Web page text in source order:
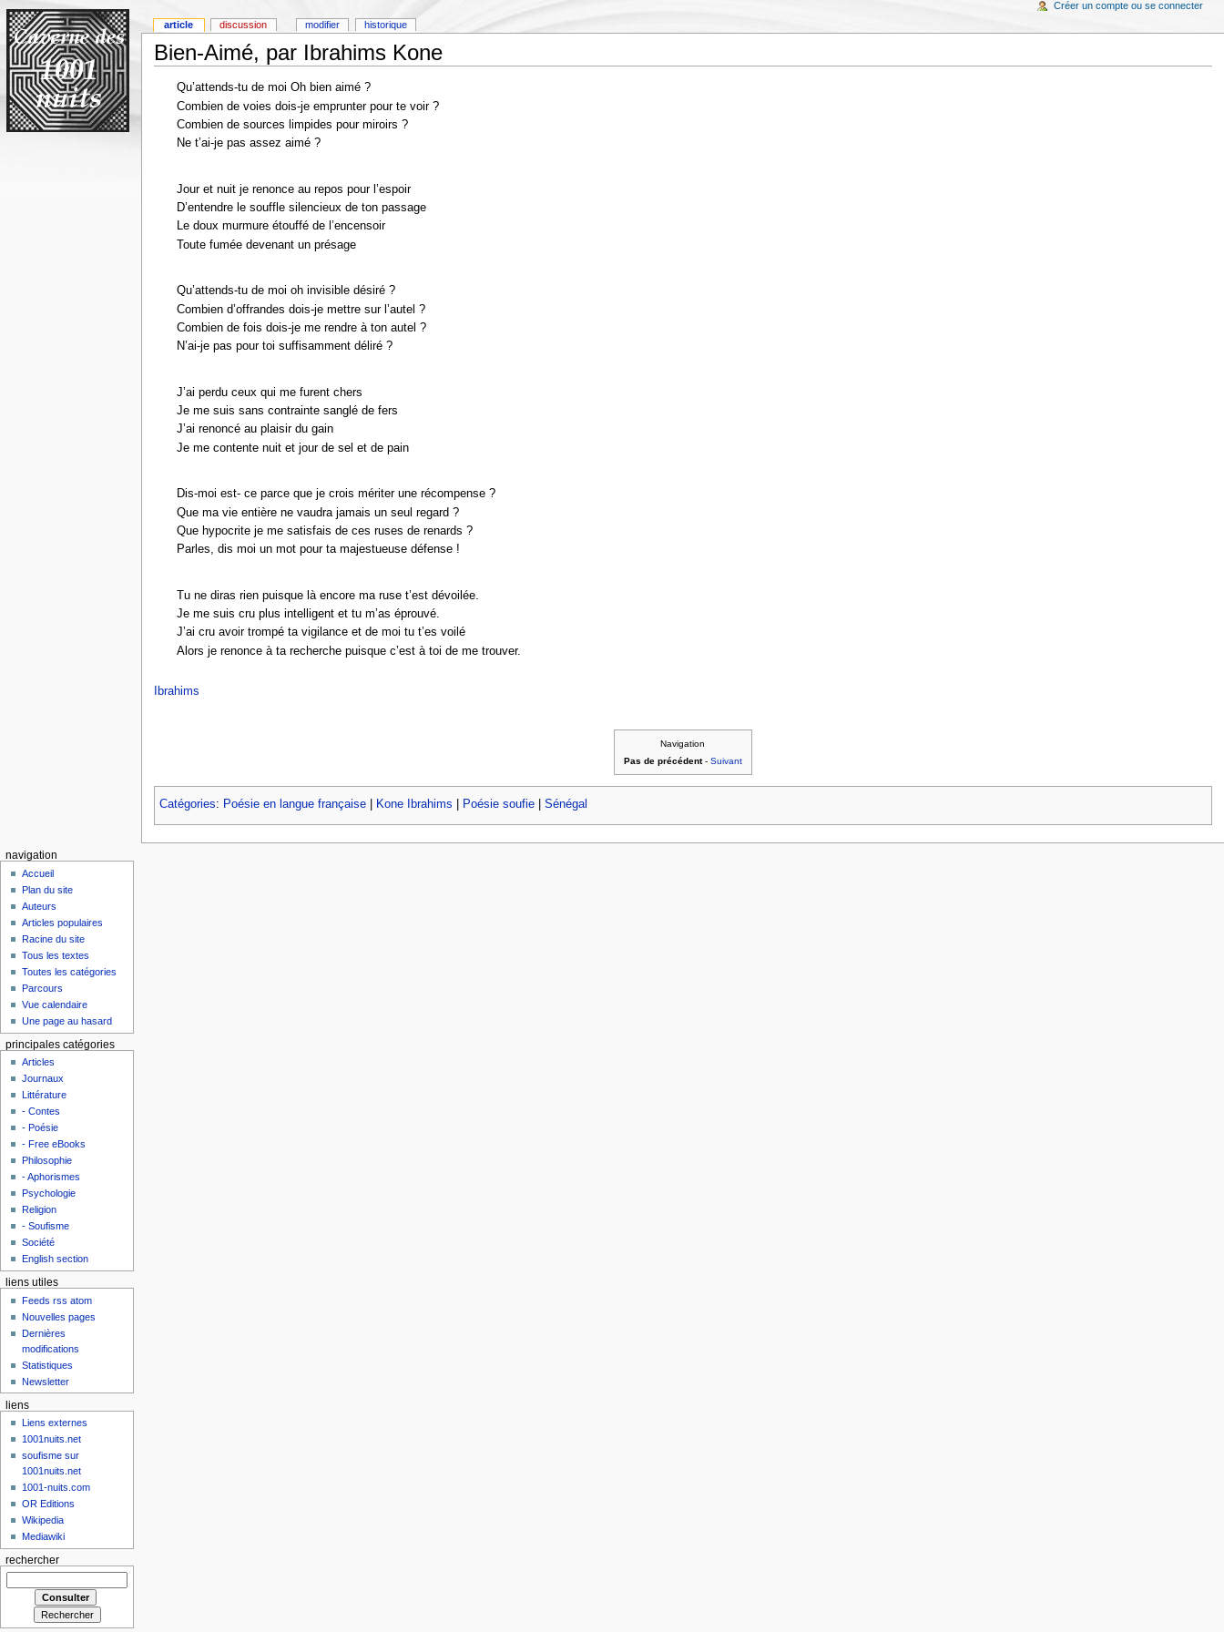
Bien-Aimé, par Ibrahims Kone
Qu’attends-tu de moi Oh bien aimé ?
Combien de voies dois-je emprunter pour te voir ?
Combien de sources limpides pour miroirs ?
Ne t’ai-je pas assez aimé ?
Jour et nuit je renonce au repos pour l’espoir
D’entendre le souffle silencieux de ton passage
Le doux murmure étouffé de l’encensoir
Toute fumée devenant un présage
Qu’attends-tu de moi oh invisible désiré ?
Combien d’offrandes dois-je mettre sur l’autel ?
Combien de fois dois-je me rendre à ton autel ?
N’ai-je pas pour toi suffisamment déliré ?
J’ai perdu ceux qui me furent chers
Je me suis sans contrainte sanglé de fers
J’ai renoncé au plaisir du gain
Je me contente nuit et jour de sel et de pain
Dis-moi est- ce parce que je crois mériter une récompense ?
Que ma vie entière ne vaudra jamais un seul regard ?
Que hypocrite je me satisfais de ces ruses de renards ?
Parles, dis moi un mot pour ta majestueuse défense !
Tu ne diras rien puisque là encore ma ruse t’est dévoilée.
Je me suis cru plus intelligent et tu m’as éprouvé.
J’ai cru avoir trompé ta vigilance et de moi tu t’es voilé
Alors je renonce à ta recherche puisque c’est à toi de me trouver.
Ibrahims
Navigation
Pas de précédent- Suivant
Catégories: Poésie en langue française| Kone Ibrahims Poésie soufie| Sénégal
article discussion modifier historique
Créer un compte ou se connecter
navigation
Accueil
Plan du site
Auteurs
Articles populaires
Racine du site
Tous les textes
Toutes les catégories
Parcours
Vue calendaire
Une page au hasard
principales catégories
Articles
Journaux
Littérature
- Contes
- Poésie
- Free eBooks
Philosophie
- Aphorismes
Psychologie
Religion
- Soufisme
Société
English section
liens utiles
Feeds rss atom
Nouvelles pages
Dernières
modifications
Statistiques
Newsletter
liens
Liens externes
1001nuits.net
soufisme sur
1001nuits.net
1001-nuits.com
OR Editions
Wikipedia
Mediawiki
rechercher